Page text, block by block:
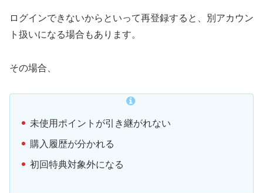
ログインできないからといって再登録すると、別アカウン
ト扱いになる場合もあります。
その場合、
未使用ポイントが引き継がれない
購入履歴が分かれる
初回特典対象外になる